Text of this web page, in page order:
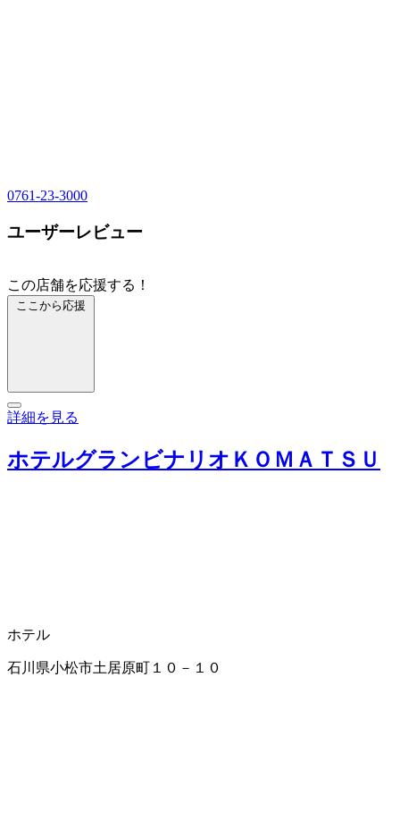
0761-23-3000
ユーザーレビュー
この店舗を応援する！
ここから応援
詳細を見る
ホテルグランビナリオＫＯＭＡＴＳＵ
ホテル
石川県小松市土居原町１０－１０